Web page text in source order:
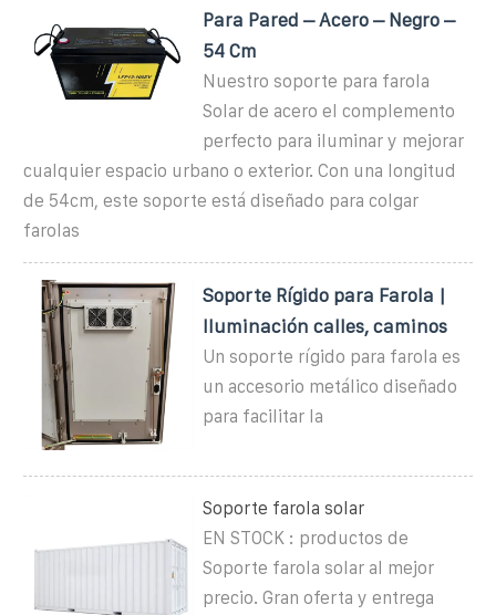
Para Pared – Acero – Negro –
54 Cm
Nuestro soporte para farola
Solar de acero el complemento
perfecto para iluminar y mejorar
cualquier espacio urbano o exterior. Con una longitud
de 54cm, este soporte está diseñado para colgar
farolas
Soporte Rígido para Farola |
Iluminación calles, caminos
Un soporte rígido para farola es
un accesorio metálico diseñado
para facilitar la
Soporte farola solar
EN STOCK : productos de
Soporte farola solar al mejor
precio. Gran oferta y entrega